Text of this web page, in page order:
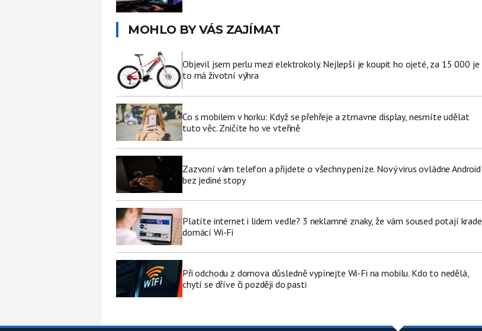
MOHLO BY VÁS ZAJÍMAT
Objevil jsem perlu mezi elektrokoly. Nejlepší je koupit ho ojeté, za 15 000 je
to má životní výhra
Co s mobilem v horku: Když se přehřeje a ztmavne display, nesmíte udělat
tuto věc. Zničíte ho ve vteřině
Zazvoní vám telefon a přijdete o všechny peníze. Nový virus ovládne Android
bez jediné stopy
Platíte internet i lidem vedle? 3 neklamné znaky, že vám soused potají krade
domácí Wi-Fi
Při odchodu z domova důsledně vypínejte Wi-Fi na mobilu. Kdo to nedělá,
chytí se dříve či později do pasti